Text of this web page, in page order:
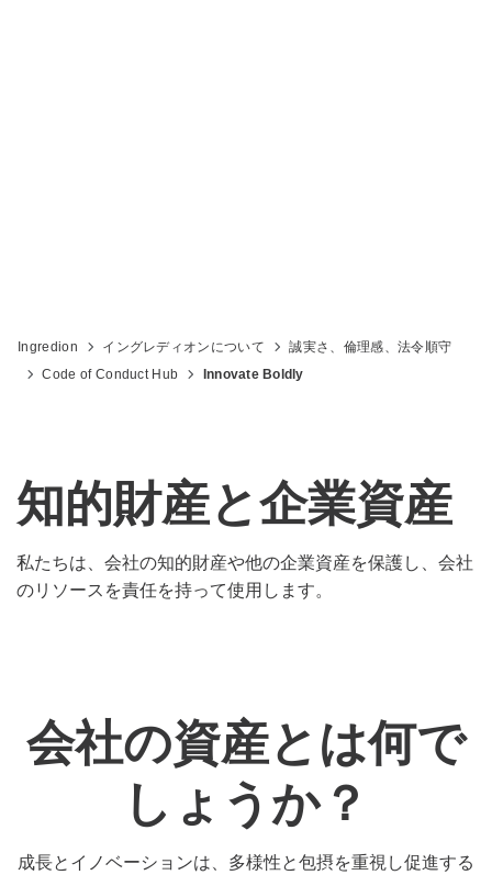
Ingredion イングレディオンについて
誠実さ、倫理感、法令順守
Code of Conduct Hub
Innovate Boldly
知的財産と企業資産
私たちは、会社の知的財産や他の企業資産を保護し、会社
のリソースを責任を持って使用します。
会社の資産とは何で
しょうか？
成長とイノベーションは、多様性と包摂を重視し促進する